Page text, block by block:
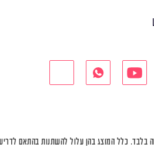
בלבד. כלל המוצג בהן עלול להשתנות בהתאם